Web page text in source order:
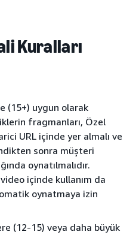
Kuralları
(15+) uygun olarak
fragmanları, Özel
URL içinde yer almalı ve
sonra müşteri
oynatılmalıdır.
içinde kullanım da
oynatmaya izin
(12-15) veya daha büyük